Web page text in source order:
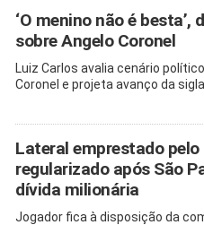
‘O menino não é besta’,
sobre Angelo Coronel
Luiz Carlos avalia cenário
Coronel e projeta avanço da sigla
Lateral emprestado pelo
regularizado após São
dívida milionária
Jogador fica à disposição da